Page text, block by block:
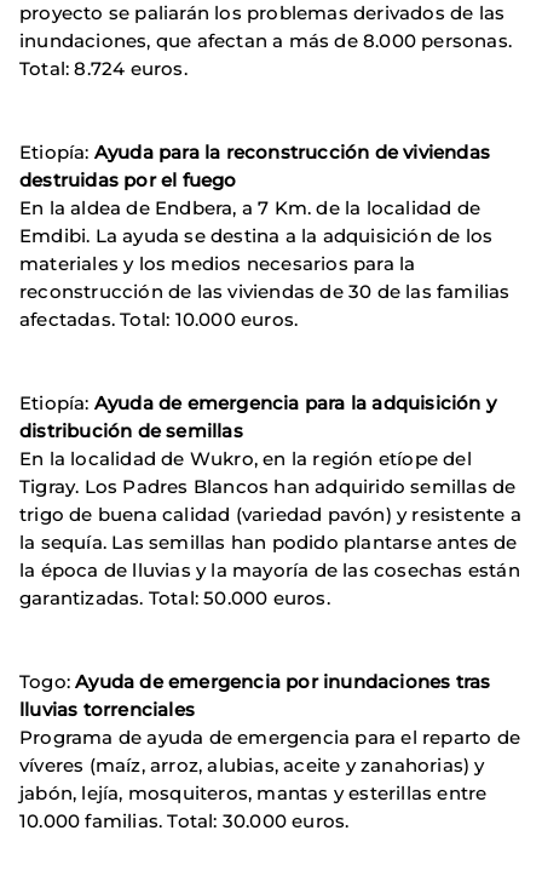
proyecto se paliarán los problemas derivados de las
inundaciones, que afectan a más de 8.000 personas.
Total: 8.724 euros.
Etiopía: Ayuda para la reconstrucción de viviendas
destruidas por el fuego
En la aldea de Endbera, a 7 Km. de la localidad de
Emdibi. La ayuda se destina a la adquisición de los
materiales y los medios necesarios para la
reconstrucción de las viviendas de 30 de las familias
afectadas. Total: 10.000 euros.
Etiopía: Ayuda de emergencia para la adquisición y
distribución de semillas
En la localidad de Wukro, en la región etíope del
Tigray. Los Padres Blancos han adquirido semillas de
trigo de buena calidad (variedad pavón) y resistente a
la sequía. Las semillas han podido plantarse antes de
la época de lluvias y la mayoría de las cosechas están
garantizadas. Total: 50.000 euros.
Togo:Ayuda de emergencia por inundaciones tras
lluvias torrenciales
Programa de ayuda de emergencia para el reparto de
víveres (maíz, arroz, alubias, aceite y zanahorias) y
jabón, lejía, mosquiteros, mantas y esterillas entre
10.000 familias. Total: 30.000 euros.